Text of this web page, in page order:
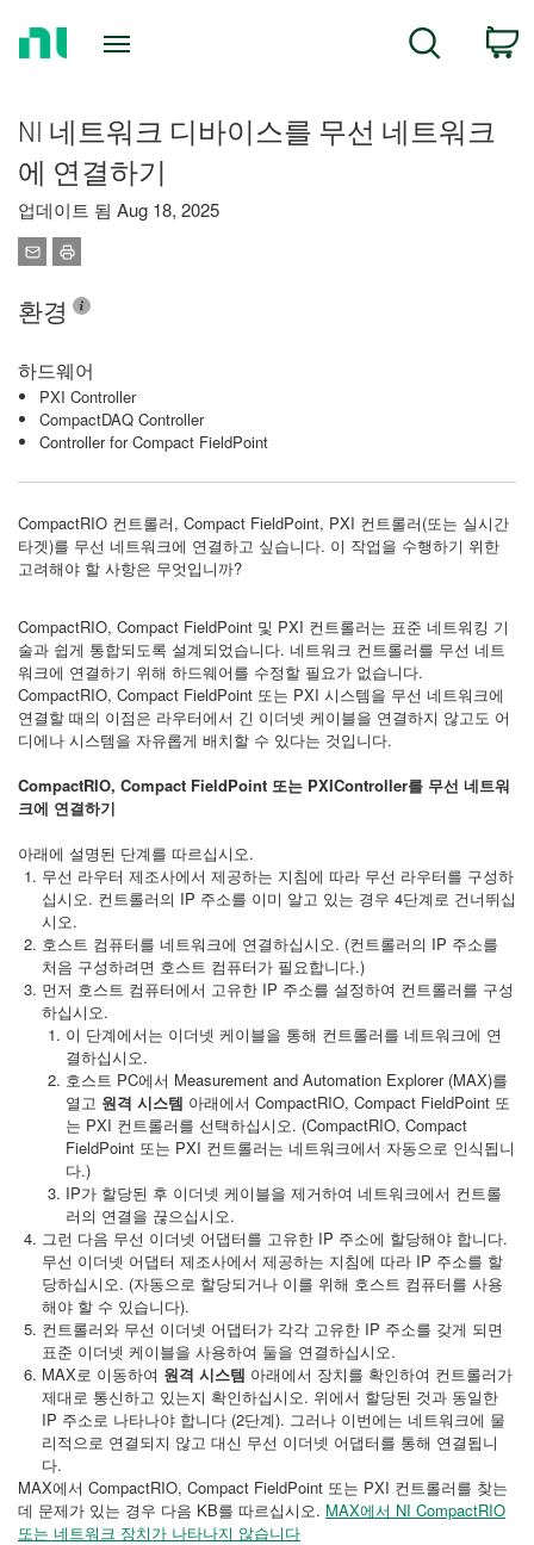
Search
NI 네트워크 디바이스를 무선 네트워크
에 연결하기
업데이트 됨 Aug 18, 2025
환경
하드웨어
PXI Controller
CompactDAQ Controller
Controller for Compact FieldPoint
CompactRIO 컨트롤러, Compact FieldPoint, PXI 컨트롤러(또는 실시간
타겟)를 무선 네트워크에 연결하고 싶습니다. 이 작업을 수행하기 위한
고려해야 할 사항은 무엇입니까?
CompactRIO, Compact FieldPoint 및 PXI 컨트롤러는 표준 네트워킹 기
술과 쉽게 통합되도록 설계되었습니다. 네트워크 컨트롤러를 무선 네트
워크에 연결하기 위해 하드웨어를 수정할 필요가 없습니다.
CompactRIO, Compact FieldPoint 또는 PXI 시스템을 무선 네트워크에
연결할 때의 이점은 라우터에서 긴 이더넷 케이블을 연결하지 않고도 어
디에나 시스템을 자유롭게 배치할 수 있다는 것입니다.
CompactRIO, Compact FieldPoint 또는 PXIController를 무선 네트워
크에 연결하기
아래에 설명된 단계를 따르십시오.
무선 라우터 제조사에서 제공하는 지침에 따라 무선 라우터를 구성하
십시오. 컨트롤러의 IP 주소를 이미 알고 있는 경우 4단계로 건너뛰십
시오.
호스트 컴퓨터를 네트워크에 연결하십시오. (컨트롤러의 IP 주소를
처음 구성하려면 호스트 컴퓨터가 필요합니다.)
먼저 호스트 컴퓨터에서 고유한 IP 주소를 설정하여 컨트롤러를 구성
하십시오.
이 단계에서는 이더넷 케이블을 통해 컨트롤러를 네트워크에 연
결하십시오.
호스트 PC에서 Measurement and Automation Explorer (MAX)를
열고 원격 시스템 아래에서 CompactRIO, Compact FieldPoint 또
는 PXI 컨트롤러를 선택하십시오. (CompactRIO, Compact
FieldPoint 또는 PXI 컨트롤러는 네트워크에서 자동으로 인식됩니
다.)
IP가 할당된 후 이더넷 케이블을 제거하여 네트워크에서 컨트롤
러의 연결을 끊으십시오.
그런 다음 무선 이더넷 어댑터를 고유한 IP 주소에 할당해야 합니다.
무선 이더넷 어댑터 제조사에서 제공하는 지침에 따라 IP 주소를 할
당하십시오. (자동으로 할당되거나 이를 위해 호스트 컴퓨터를 사용
해야 할 수 있습니다).
컨트롤러와 무선 이더넷 어댑터가 각각 고유한 IP 주소를 갖게 되면
표준 이더넷 케이블을 사용하여 둘을 연결하십시오.
MAX로 이동하여 원격 시스템 아래에서 장치를 확인하여 컨트롤러가
제대로 통신하고 있는지 확인하십시오. 위에서 할당된 것과 동일한
IP 주소로 나타나야 합니다 (2단계). 그러나 이번에는 네트워크에 물
리적으로 연결되지 않고 대신 무선 이더넷 어댑터를 통해 연결됩니
다.
MAX에서 CompactRIO, Compact FieldPoint 또는 PXI 컨트롤러를 찾는
데 문제가 있는 경우 다음 KB를 따르십시오. MAX에서 NI CompactRIO
또는 네트워크 장치가 나타나지 않습니다